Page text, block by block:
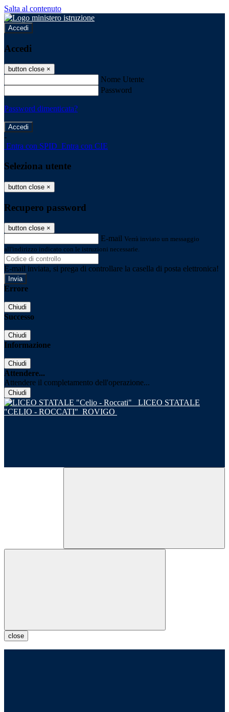
Salta al contenuto
Accedi
Accedi
button close ×
Nome Utente
Password
Password dimenticata?
-
Entra con SPID Entra con CIE
Seleziona utente
button close ×
Recupero password
button close ×
E-mail Verrà inviato un messaggio
all'indirizzo indicato con le istruzioni necessarie.
E-mail inviata, si prega di controllare la casella di posta elettronica!
Errore
Chiudi
Successo
Chiudi
Informazione
Chiudi
Attendere...
Attendere il completamento dell'operazione...
Chiudi
LICEO STATALE
"CELIO - ROCCATI" ROVIGO
close